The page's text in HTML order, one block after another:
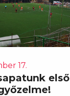
17.
első